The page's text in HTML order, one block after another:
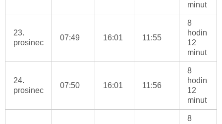
minut
23.
prosinec
07:49 16:01 11:55
8
hodin
12
minut
24.
prosinec
07:50 16:01 11:56
8
hodin
12
minut
8